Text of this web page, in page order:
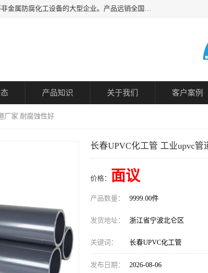
凯鑫管道科技有限公司是一家专业生产PPH、CPVC各类塑料阀门、塑料管道等非金属防腐化工设备的大型企业。产品远销全国三十一个省、市、自治区,广泛应用于化工、石油、氯碱、染料、制药、农药等行业，深受广大用户欢迎，是目前国内生产化工泵、阀门规模较大的生产基地之一。
产品知识 关于我们 客户案例
厂家 耐腐蚀性好
长春UPVC化工管 工业upvc管
价格： 面议
产品数量： 9999.00件
发货地址： 浙江省宁波北仑区
关键词： 长春UPVC化工管
发布日期： 2026-08-06